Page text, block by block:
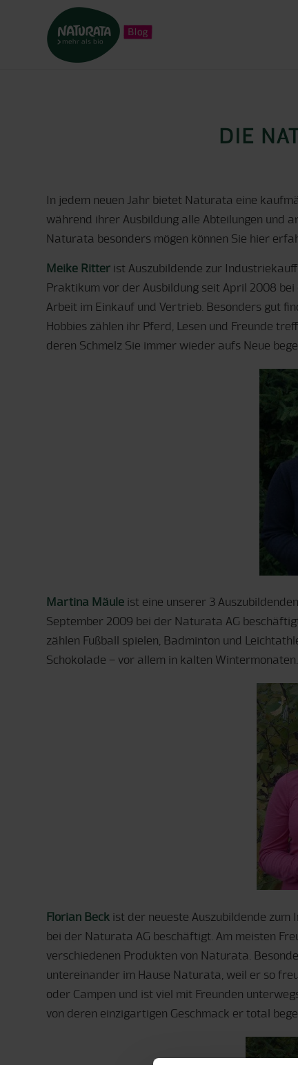
DIE
In jedem neuen Jahr bietet Naturata eine
während ihrer Ausbildung alle Abteilungen und
Naturata besonders mögen können Sie hier
Meike Ritter ist Auszubildende zur
Praktikum vor der Ausbildung seit April 2008
Arbeit im Einkauf und Vertrieb. Besonders gut
Hobbies zählen ihr Pferd, Lesen und Freunde
deren Schmelz Sie immer wieder aufs Neue
Martina Mäule ist eine unserer 3
September 2009 bei der Naturata AG
zählen Fußball spielen, Badminton und
Schokolade – vor allem in kalten Wintermonaten.
Florian Beck ist der neueste Auszubildende
bei der Naturata AG beschäftigt. Am meisten
verschiedenen Produkten von Naturata.
untereinander im Hause Naturata, weil er so
oder Campen und ist viel mit Freunden
von deren einzigartigen Geschmack er total